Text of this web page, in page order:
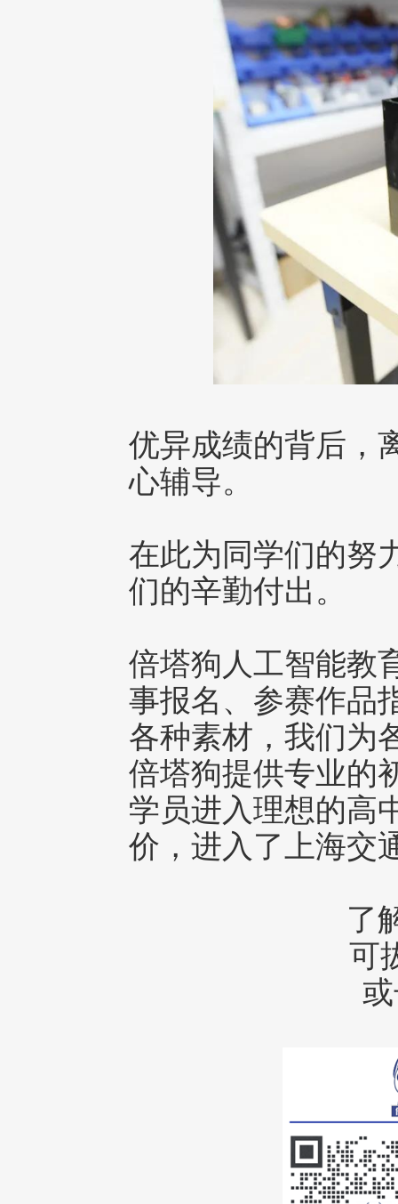
优异成绩的背后，
心辅导。
在此为同学们的努
们的辛勤付出。
倍塔狗人工智能教
事报名、参赛作品
各种素材，我们为
倍塔狗提供专业的
学员进入理想的高
价，进入了上海交
了
可